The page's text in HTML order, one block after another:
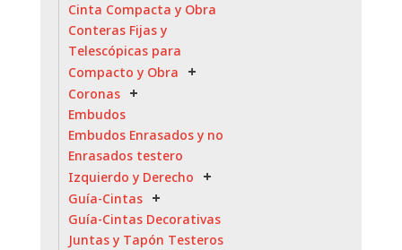
Cinta Compacta y Obra
Conteras Fijas y
Telescópicas para
Compacto y Obra
Coronas
Embudos
Embudos Enrasados y no
Enrasados testero
Izquierdo y Derecho
Guía-Cintas
Guía-Cintas Decorativas
Juntas y Tapón Testeros